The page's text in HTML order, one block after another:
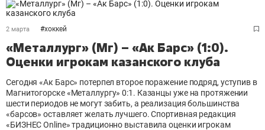
2 марта #хоккей
«Металлург» (Мг) – «Ак Барс» (1:0).
Оценки игрокам казанского клуба
Сегодня «Ак Барс» потерпел второе поражение подряд, уступив в
Магнитогорске «Металлургу» 0:1. Казанцы уже на протяжении
шести периодов не могут забить, а реализация большинства
«барсов» оставляет желать лучшего. Спортивная редакция
«БИЗНЕС Online» традиционно выставила оценки игрокам